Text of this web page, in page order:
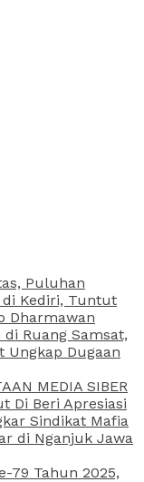
Puluhan
di Kediri, Tuntut
Dharmawan
Ruang Samsat,
Ungkap Dugaan
MEDIA SIBER
Di Beri Apresiasi
Sindikat Mafia
di Nganjuk Jawa
79 Tahun 2025,